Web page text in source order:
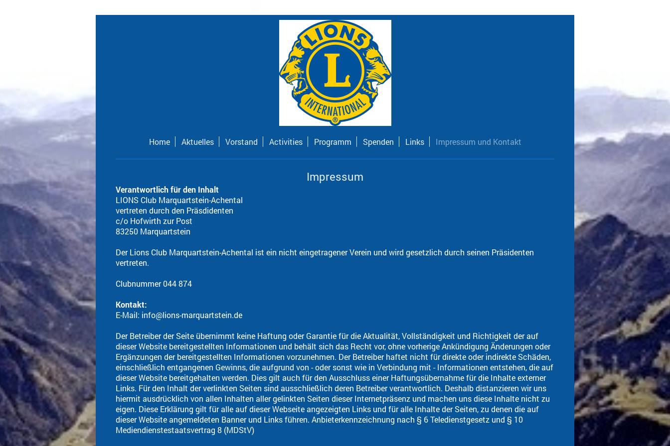
Home Aktuelles Vorstand Activities Programm Spenden Links Impressum und Kontakt
Impressum
Verantwortlich für den Inhalt
LIONS Club Marquartstein-Achental
vertreten durch den Präsdidenten
c/o Hofwirth zur Post
83250 Marquartstein
Der Lions Club Marquartstein-Achental ist ein nicht eingetragener Verein und wird gesetzlich durch seinen Präsidenten
vertreten.
Clubnummer 044 874
Kontakt:
E-Mail: info@lions-marquartstein.de
Der Betreiber der Seite übernimmt keine Haftung oder Garantie für die Aktualität, Vollständigkeit und Richtigkeit der auf
dieser Website bereitgestellten Informationen und behält sich das Recht vor, ohne vorherige Ankündigung Änderungen oder
Ergänzungen der bereitgestellten Informationen vorzunehmen. Der Betreiber haftet nicht für direkte oder indirekte Schäden,
einschließlich entgangenen Gewinns, die aufgrund von - oder sonst wie in Verbindung mit - Informationen entstehen, die auf
dieser Website bereitgehalten werden. Dies gilt auch für den Ausschluss einer Haftungsübernahme für die Inhalte externer
Links. Für den Inhalt der verlinkten Seiten sind ausschließlich deren Betreiber verantwortlich. Deshalb distanzieren wir uns
hiermit ausdrücklich von allen Inhalten aller gelinkten Seiten dieser Internetpräsenz und machen uns diese Inhalte nicht zu
eigen. Diese Erklärung gilt für alle auf dieser Webseite angezeigten Links und für alle Inhalte der Seiten, zu denen die auf
dieser Website angemeldeten Banner und Links führen. Anbieterkennzeichnung nach § 6 Teledienstgesetz und § 10
Mediendienstestaatsvertrag 8 (MDStV)